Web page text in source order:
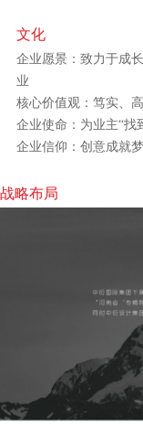
文化
企业愿景：致力于成
业
核心价值观：笃实、
企业使命：为业主“找
企业信仰：创意成就
战略布局